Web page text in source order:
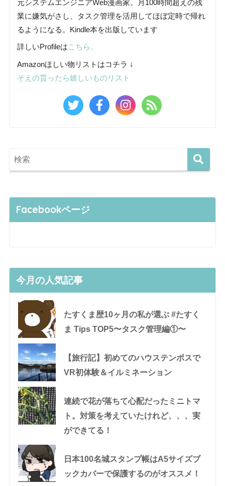
元システムエンジニアWeb漫画家。月100時間超えの残
業に嫌気がさし、タスク管理を活用してほぼ定時で帰れ
るようになる。Kindle本を出版しています
詳しいProfileはこちら。
Amazonほしい物リストはコチラ ↓
ぞえの貰ったら嬉しいものリスト
Facebookページ
今月の人気記事
たすくま歴10ヶ月の私が選ぶ #たすく
ま Tips TOP5〜タスク管理編①〜
【旅行記】初めてのハウステンボスで
VR初体験＆イルミネーション
連続で花が落ちて心配だったミニトマ
ト。対策を考えていたけれど、、、実
ができてる！
日本100名城スタンプ帳はA5サイズブ
ックカバーで保護するのがオススメ！